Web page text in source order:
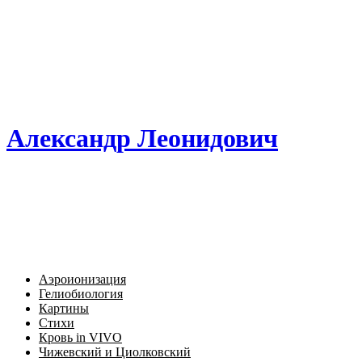
Александр Леонидович
Аэроионизация
Гелиобиология
Картины
Стихи
Кровь in VIVO
Чижевский и Циолковский